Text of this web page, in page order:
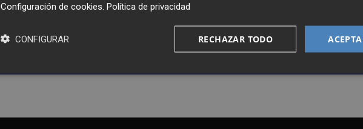
Recibe toda la actualidad de
Plaza Podcast en tu correo
Configuración de cookies Política de privacidad
RECHAZAR TODO
CONFIGURAR